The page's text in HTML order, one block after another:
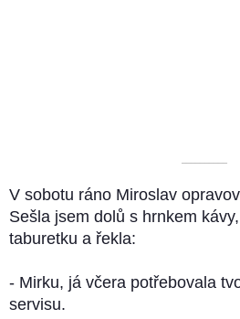
––––––––––
V sobotu ráno Miroslav
Sešla jsem dolů s hrnkem
taburetku a řekla:
- Mirku, já včera potřebovala
servisu.